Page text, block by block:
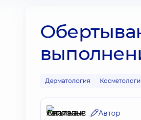
Дерматология
Автор